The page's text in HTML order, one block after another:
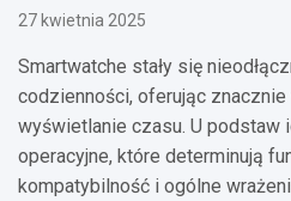
27 kwietnia 2025
Smartwatche stały się
codzienności, oferując
wyświetlanie czasu. U podstaw
operacyjne, które determinują
kompatybilność i ogólne